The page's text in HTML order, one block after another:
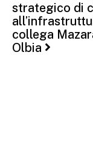
strategico di
collega
Olbia